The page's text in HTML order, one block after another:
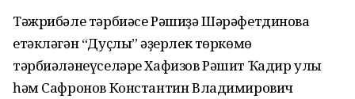
Тәжрибәле тәрбиәсе Рәшиҙә Шәрәфетдинова
етәкләгән “Дуҫлыҡ” әҙерлек төркөмө
тәрбиәләнеүселәре Хафизов Рәшит Ҡадир улы
һәм Сафронов Константин Владимирович